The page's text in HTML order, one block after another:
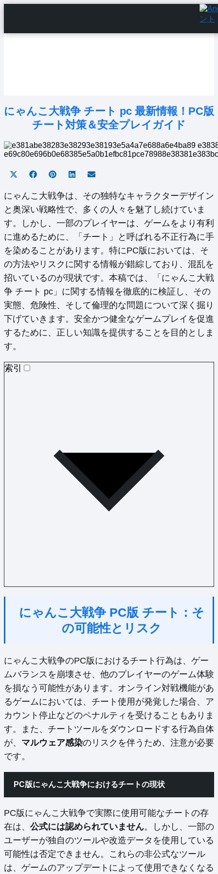
にゃんこ大戦争 チート pc 最新情報！PC版
チート対策＆安全プレイガイド
Share
(Twitter)
Share
Facebook
Share
Pinterest
Share
LinkedInEmail
にゃんこ大戦争は、その独特なキャラクターデザイン
と奥深い戦略性で、多くの人々を魅了し続けていま
す。しかし、一部のプレイヤーは、ゲームをより有利
に進めるために、「チート」と呼ばれる不正行為に手
を染めることがあります。特にPC版においては、そ
の方法やリスクに関する情報が錯綜しており、混乱を
招いているのが現状です。本稿では、「にゃんこ大戦
争 チート pc」に関する情報を徹底的に検証し、その
実態、危険性、そして倫理的な問題について深く掘り
下げていきます。安全かつ健全なゲームプレイを促進
するために、正しい知識を提供することを目的としま
す。
索引
にゃんこ大戦争 PC版 チート：そ
の可能性とリスク
にゃんこ大戦争のPC版におけるチート行為は、ゲー
ムバランスを崩壊させ、他のプレイヤーのゲーム体験
を損なう可能性があります。オンライン対戦機能があ
るゲームにおいては、チート使用が発覚した場合、ア
カウント停止などのペナルティを受けることもありま
す。また、チートツールをダウンロードする行為自体
が、 マルウェア感染のリスクを伴うため、注意が必要
です。
PC版にゃんこ大戦争におけるチートの現状
PC版にゃんこ大戦争で実際に使用可能なチートの存
在は、 公式には認められていません。しかし、一部の
ユーザーが独自のツールや改造データを使用している
可能性は否定できません。これらの非公式なツール
は、ゲームのアップデートによって使用できなくなる